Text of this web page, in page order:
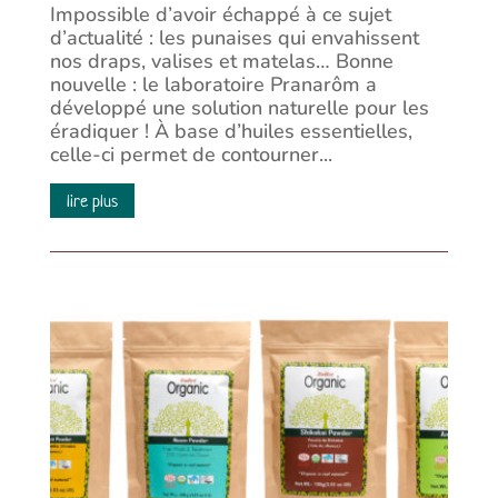
Impossible d’avoir échappé à ce sujet
d’actualité : les punaises qui envahissent
nos draps, valises et matelas… Bonne
nouvelle : le laboratoire Pranarôm a
développé une solution naturelle pour les
éradiquer ! À base d’huiles essentielles,
celle-ci permet de contourner...
lire plus